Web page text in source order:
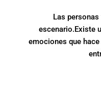
Las
escenario.Existe
emociones que